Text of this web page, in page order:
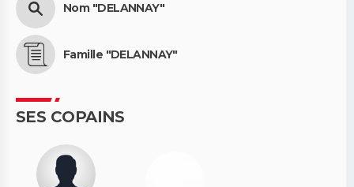
Nom "DELANNAY"
Famille "DELANNAY"
SES COPAINS